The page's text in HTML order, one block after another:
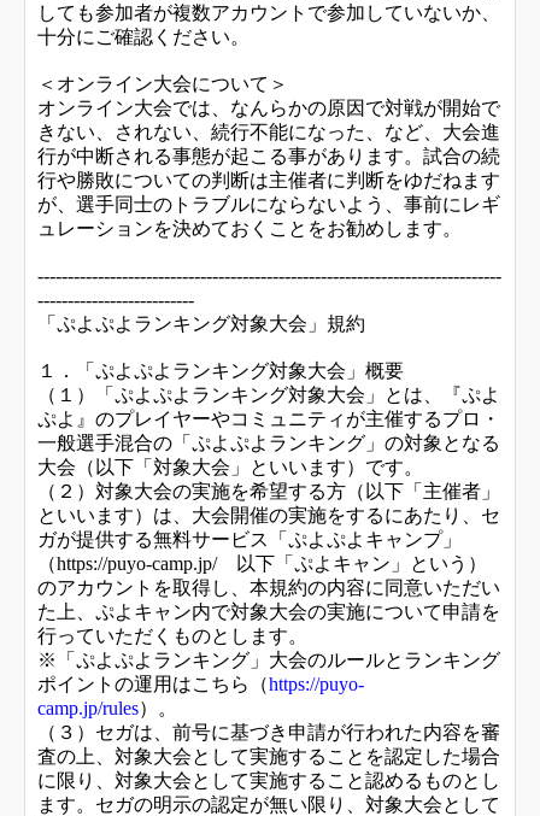
しても参加者が複数アカウントで参加していないか、
十分にご確認ください。
＜オンライン大会について＞
オンライン大会では、なんらかの原因で対戦が開始で
きない、されない、続行不能になった、など、大会進
行が中断される事態が起こる事があります。試合の続
行や勝敗についての判断は主催者に判断をゆだねます
が、選手同士のトラブルにならないよう、事前にレギ
ュレーションを決めておくことをお勧めします。
-----------------------------------------------------------------------------
--------------------------
「ぷよぷよランキング対象大会」規約
１．「ぷよぷよランキング対象大会」概要
（１）「ぷよぷよランキング対象大会」とは、『ぷよ
ぷよ』のプレイヤーやコミュニティが主催するプロ・
一般選手混合の「ぷよぷよランキング」の対象となる
大会（以下「対象大会」といいます）です。
（２）対象大会の実施を希望する方（以下「主催者」
といいます）は、大会開催の実施をするにあたり、セ
ガが提供する無料サービス「ぷよぷよキャンプ」
（https://puyo-camp.jp/ 以下「ぷよキャン」という）
のアカウントを取得し、本規約の内容に同意いただい
た上、ぷよキャン内で対象大会の実施について申請を
行っていただくものとします。
※「ぷよぷよランキング」大会のルールとランキング
ポイントの運用はこちら（https://puyo-
camp.jp/rules）。
（３）セガは、前号に基づき申請が行われた内容を審
査の上、対象大会として実施することを認定した場合
に限り、対象大会として実施すること認めるものとし
ます。セガの明示の認定が無い限り、対象大会として